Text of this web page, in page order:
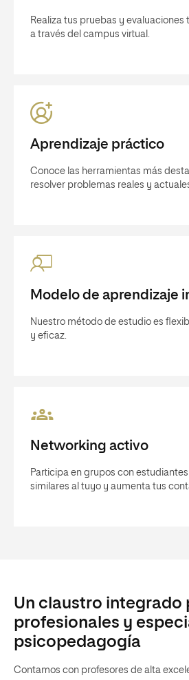
Realiza tus pruebas y
a través del campus virtual.
Aprendizaje práctico
Conoce las herramientas más
resolver problemas reales y
Modelo de aprendizaje
Nuestro método de estudio es
y eficaz.
Networking activo
Participa en grupos con
similares al tuyo y aumenta tus
Un claustro integrado
profesionales y
psicopedagogía
Contamos con profesores de alta